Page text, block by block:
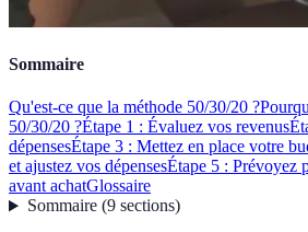
Sommaire
Qu'est-ce que la méthode 50/30/20 ?
50/30/20 ?Étape 1 : Évaluez vos revenus
dépensesÉtape 3 : Mettez en place votre
et ajustez vos dépensesÉtape 5 : Prévoyez
avant achatGlossaire
Sommaire(9 sections)